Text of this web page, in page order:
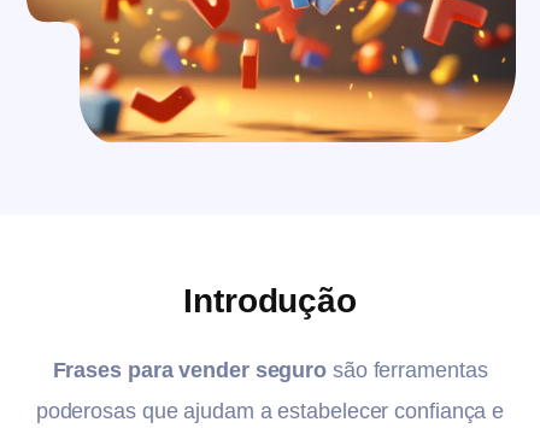
Introdução
Frases para vender seguro são ferramentas
poderosas que ajudam a estabelecer confiança e